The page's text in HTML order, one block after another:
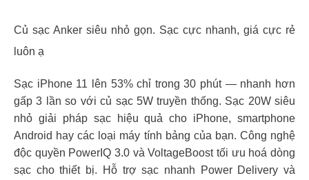
Củ sạc Anker siêu nhỏ gọn. Sạc cực nhanh, giá cực rẻ
luôn ạ
Sạc iPhone 11 lên 53% chỉ trong 30 phút — nhanh hơn
gấp 3 lần so với củ sạc 5W truyền thống. Sạc 20W siêu
nhỏ giải pháp sạc hiệu quả cho iPhone, smartphone
Android hay các loại máy tính bảng của bạn. Công nghệ
độc quyền PowerIQ 3.0 và VoltageBoost tối ưu hoá dòng
sạc cho thiết bị. Hỗ trợ sạc nhanh Power Delivery và